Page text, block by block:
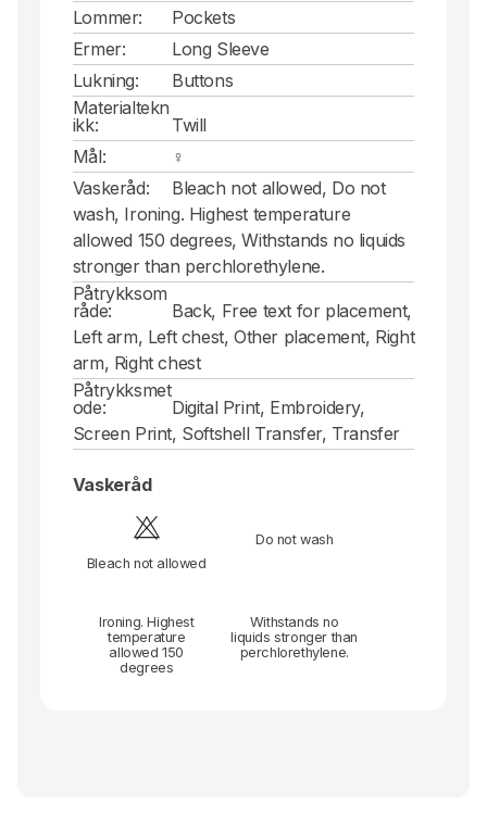
Lommer:
Pockets
Ermer:
Long Sleeve
Lukning:
Buttons
Materialtekn
ikk:
Twill
Mål:
♀
Vaskeråd:
Bleach not allowed, Do not
wash, Ironing. Highest temperature
allowed 150 degrees, Withstands no liquids
stronger than perchlorethylene.
Påtrykksom
råde:
Back, Free text for placement,
Left arm, Left chest, Other placement, Right
arm, Right chest
Påtrykksmet
ode:
Digital Print, Embroidery,
Screen Print, Softshell Transfer, Transfer
Vaskeråd
Bleach not allowed
Do not wash
Ironing. Highest
temperature
allowed 150
degrees
Withstands no
liquids stronger than
perchlorethylene.